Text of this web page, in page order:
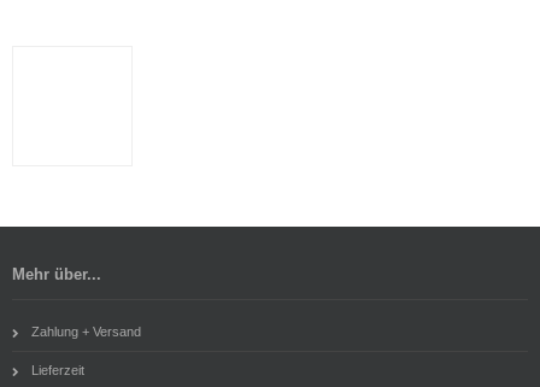
Mehr über...
Zahlung + Versand
Lieferzeit